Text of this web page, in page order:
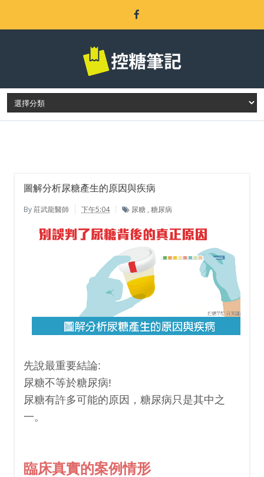
LATEST POST
圖解分析尿糖產生的原因與疾病
By莊武龍醫師 下午5:04 尿糖 , 糖尿病
先說最重要結論:
尿糖不等於糖尿病!
尿糖有許多可能的原因，糖尿病只是其中之
一。
臨床真實的案例情形